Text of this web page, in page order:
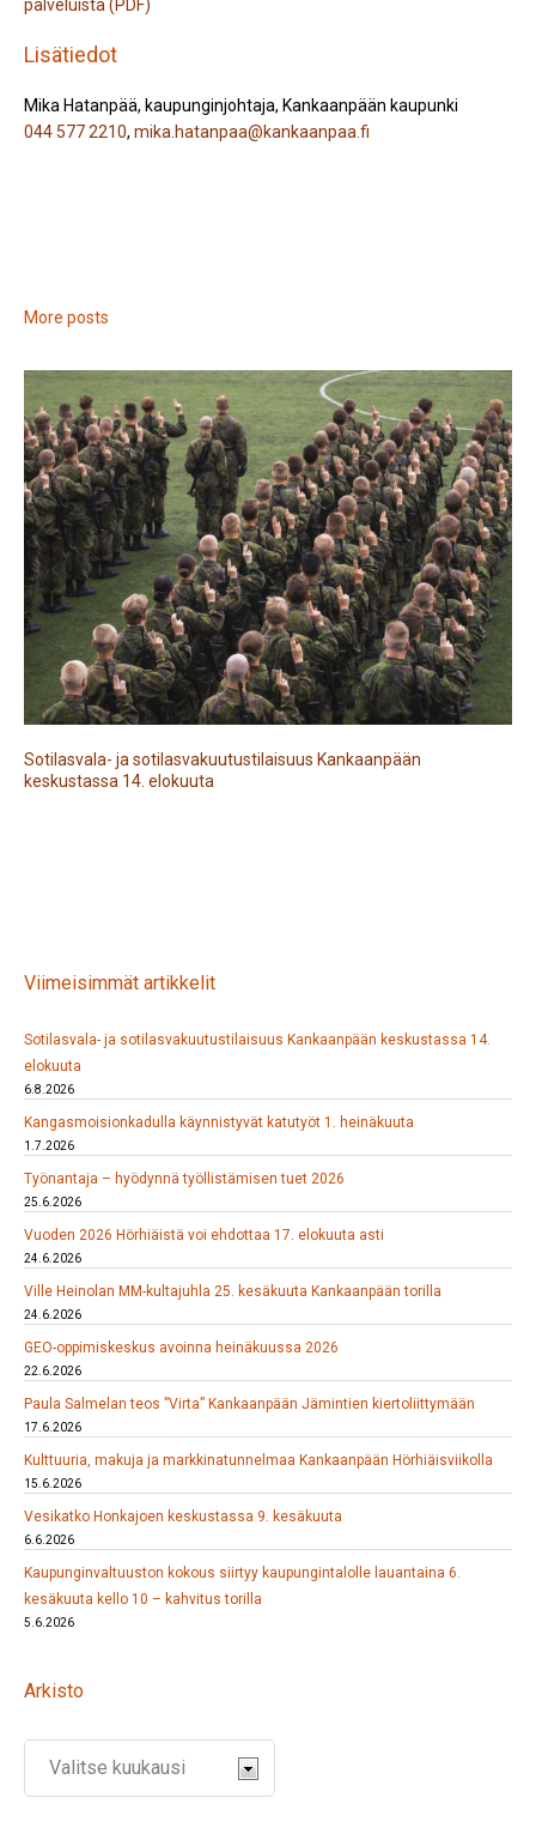
palveluista (PDF)
Lisätiedot
Mika Hatanpää, kaupunginjohtaja, Kankaanpään kaupunki
044 577 2210, mika.hatanpaa@kankaanpaa.fi
More posts
Sotilasvala- ja sotilasvakuutustilaisuus Kankaanpään
keskustassa 14. elokuuta
Viimeisimmät artikkelit
Sotilasvala- ja sotilasvakuutustilaisuus Kankaanpään keskustassa 14.
elokuuta
6.8.2026
Kangasmoisionkadulla käynnistyvät katutyöt 1. heinäkuuta
1.7.2026
Työnantaja – hyödynnä työllistämisen tuet 2026
25.6.2026
Vuoden 2026 Hörhiäistä voi ehdottaa 17. elokuuta asti
24.6.2026
Ville Heinolan MM-kultajuhla 25. kesäkuuta Kankaanpään torilla
24.6.2026
GEO-oppimiskeskus avoinna heinäkuussa 2026
22.6.2026
Paula Salmelan teos ”Virta” Kankaanpään Jämintien kiertoliittymään
17.6.2026
Kulttuuria, makuja ja markkinatunnelmaa Kankaanpään Hörhiäisviikolla
15.6.2026
Vesikatko Honkajoen keskustassa 9. kesäkuuta
6.6.2026
Kaupunginvaltuuston kokous siirtyy kaupungintalolle lauantaina 6.
kesäkuuta kello 10 – kahvitus torilla
5.6.2026
Arkisto